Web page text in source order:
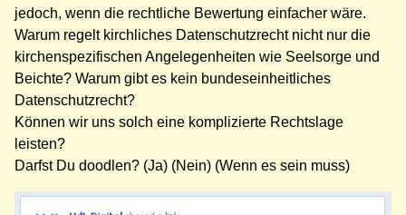
jedoch, wenn die rechtliche Bewertung einfacher wäre.
Warum regelt kirchliches Datenschutzrecht nicht nur die
kirchenspezifischen Angelegenheiten wie Seelsorge und
Beichte? Warum gibt es kein bundeseinheitliches
Datenschutzrecht?
Können wir uns solch eine komplizierte Rechtslage
leisten?
Darfst Du doodlen? (Ja) (Nein) (Wenn es sein muss)